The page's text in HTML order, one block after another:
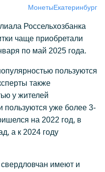
МонетыЕкатеринбург
Россельхозбанка
чаще приобретали
по май 2025 года.
пользуются
также
у жителей
пользуются уже более 3-
на 2022 год, в
а к 2024 году
имеют и